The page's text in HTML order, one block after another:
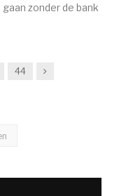
zonder de bank
44 Next